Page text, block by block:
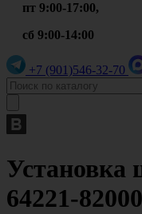
пт 9:00-17:00,
сб 9:00-14:00
+7 (901)546-32-70
Установка
64221-